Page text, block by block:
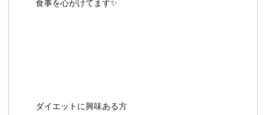
食事を心がけてます✨️
ダイエットに興味ある方